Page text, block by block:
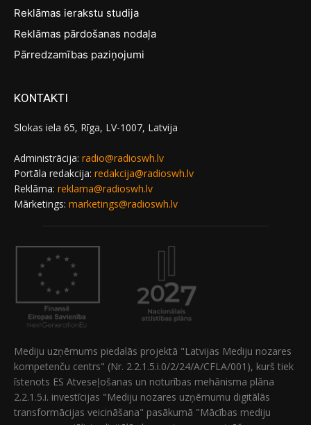
Reklāmas ierakstu studija
Reklāmas pārdošanas nodaļa
Pārredzamības paziņojumi
KONTAKTI
Slokas iela 65, Rīga, LV-1007, Latvija
Administrācija: radio@radioswh.lv
Portāla redakcija: redakcija@radioswh.lv
Reklāma: reklama@radioswh.lv
Mārketings: marketings@radioswh.lv
Mediju uzņēmums piedalās projektā "Latvijas Mediju nozares
kompetenču centrs" (Nr. 2.2.1.5.i.0/2/24/A/CFLA/001), kurš tiek
īstenots ES Atveseļošanas un noturības mehānisma plāna
2.2.1.5.i. investīcijas "Mediju nozares uzņēmumu digitālās
transformācijas veicināšana" pasākumā "Mācības mediju